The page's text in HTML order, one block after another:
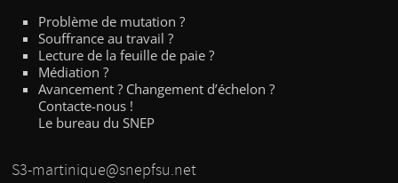
Problème de mutation ?
Souffrance au travail ?
Lecture de la feuille de paie ?
Médiation ?
Avancement ? Changement d’échelon ?
Contacte-nous !
Le bureau du SNEP
S3-martinique@snepfsu.net